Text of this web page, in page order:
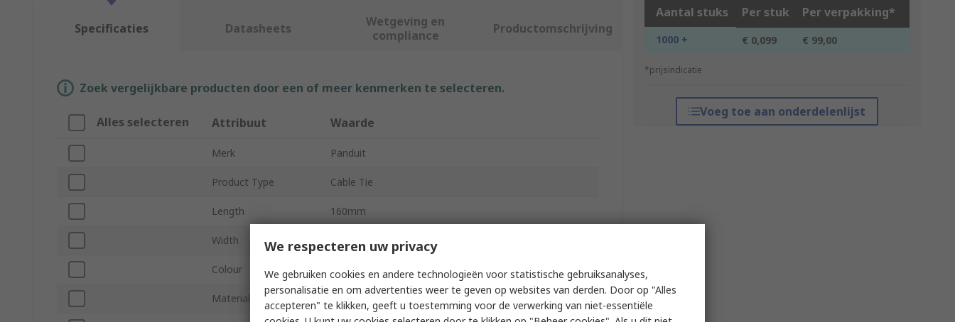
Aantal stuks Per stuk Per verpakking*
1000 + € 0,099 € 99,00
*prijsindicatie
Voeg toe aan onderdelenlijst
Specificaties Datasheets
Wetgeving en
compliance
Productomschrijving
Zoek vergelijkbare producten door een of meer kenmerken te selecteren.
Alles selecteren Attribuut Waarde
Merk Panduit
Product Type Cable Tie
Length 160mm
Width 2.4mm
Colour Natural
Material Nylon
We respecteren uw privacy
We gebruiken cookies en andere technologieën voor statistische gebruiksanalyses,
personalisatie en om advertenties weer te geven op websites van derden. Door op "Alles
accepteren" te klikken, geeft u toestemming voor de verwerking van niet-essentiële